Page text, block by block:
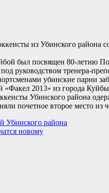
из Убинского района
был посвящен 80-летию
руководством тренера-
убинские парни
2013» из города
Убинского района
почетное второе место из
Убинского района
новому